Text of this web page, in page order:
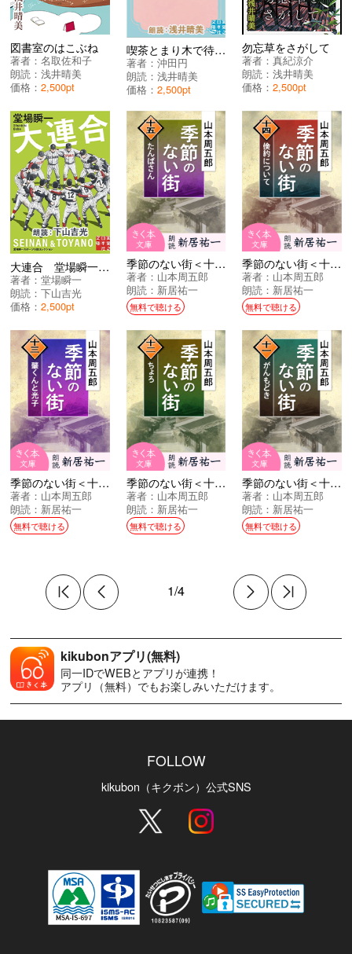
図書室のはこぶね
著者：名取佐和子
朗読：浅井晴美
価格：2,500pt
喫茶とまり木で待ち合わせ
著者： 沖田円
朗読： 浅井晴美
価格： 2,500pt
勿忘草をさがして
著者：真紀涼介
朗読：浅井晴美
価格：2,500pt
大連合 堂場瞬一スポーツ小説コレクション
著者：堂場瞬一
朗読：下山吉光
価格：2,500pt
季節のない街＜十五＞たんばさん
著者： 山本周五郎
朗読： 新居祐一
無料で聴ける
季節のない街＜十四＞倹約について
著者： 山本周五郎
朗読： 新居祐一
無料で聴ける
季節のない街＜十三＞肇くんと光子
著者： 山本周五郎
朗読： 新居祐一
無料で聴ける
季節のない街＜十二＞ちょろ
著者： 山本周五郎
朗読： 新居祐一
無料で聴ける
季節のない街＜十一＞がんもどき
著者： 山本周五郎
朗読： 新居祐一
無料で聴ける
1/4
kikubonアプリ(無料)
同一IDでWEBとアプリが連携！
アプリ（無料）でもお楽しみいただけます。
FOLLOW
kikubon（キクボン）公式SNS